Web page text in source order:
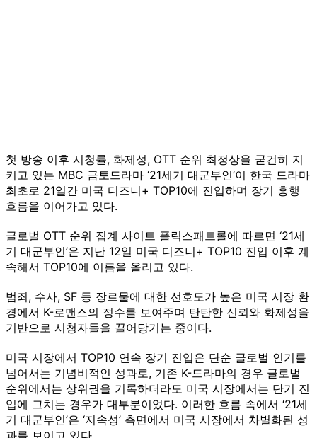
첫 방송 이후 시청률, 화제성, OTT 순위 최정상을 굳건히 지
키고 있는 MBC 금토드라마 ‘21세기 대군부인’이 한국 드라마
최초로 21일간 미국 디즈니+ TOP10에 진입하며 장기 흥행
흐름을 이어가고 있다.
글로벌 OTT 순위 집계 사이트 플릭스패트롤에 따르면 ‘21세
기 대군부인’은 지난 12일 미국 디즈니+ TOP10 진입 이후 계
속해서 TOP10에 이름을 올리고 있다.
범죄, 수사, SF 등 장르물에 대한 선호도가 높은 미국 시장 환
경에서 K-로맨스의 정수를 보여주며 탄탄한 신뢰와 화제성을
기반으로 시청자들을 끌어당기는 중이다.
미국 시장에서 TOP10 연속 장기 진입은 단순 글로벌 인기를
넘어서는 기념비적인 성과로, 기존 K-드라마의 경우 글로벌
순위에서는 상위권을 기록하더라도 미국 시장에서는 단기 진
입에 그치는 경우가 대부분이었다. 이러한 흐름 속에서 ‘21세
기 대군부인’은 ‘지속성’ 측면에서 미국 시장에서 차별화된 성
과를 보이고 있다.